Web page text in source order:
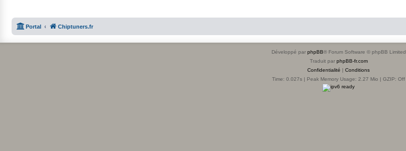
Portal Chiptuners.fr
Développé par phpBB® Forum Software © phpBB Limited
Traduit par phpBB-fr.com
Confidentialité | Conditions
Time: 0.027s | Peak Memory Usage: 2.27 Mio | GZIP: Off